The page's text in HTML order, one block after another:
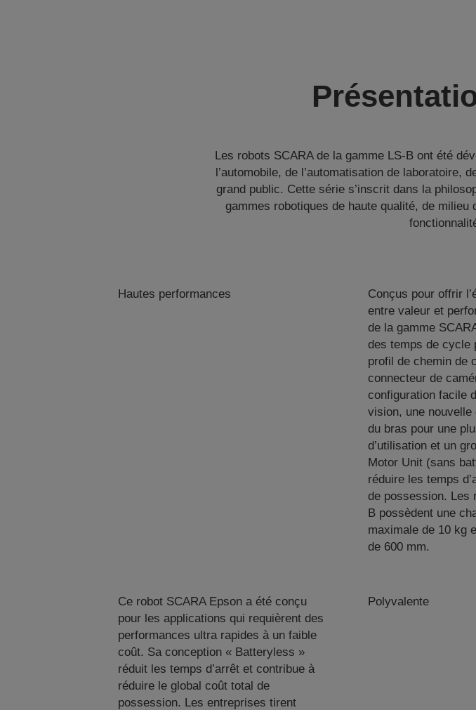
Les robots SCARA de la gamme LS-B ont été
l’automobile, de l’automatisation de laboratoire,
grand public. Cette série s’inscrit dans la
gammes robotiques de haute qualité, de milieu
Hautes performances
Conçus pour offrir
entre valeur et
de la gamme
des temps de cycle
profil de chemin de
connecteur de
configuration facile
vision, une
du bras pour une
d’utilisation et un
Motor Unit (sans
réduire les temps
de possession. Les
B possèdent une
maximale de 10 kg
de 600 mm.
Ce robot SCARA Epson a été conçu
pour les applications qui requièrent des
performances ultra rapides à un faible
coût. Sa conception « Batteryless »
réduit les temps d’arrêt et contribue à
réduire le global coût total de
possession. Les entreprises tirent
Polyvalente